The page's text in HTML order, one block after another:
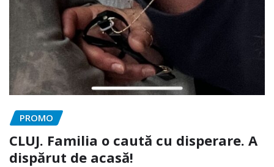
PROMO
CLUJ. Familia o caută cu disperare. A
dispărut de acasă!